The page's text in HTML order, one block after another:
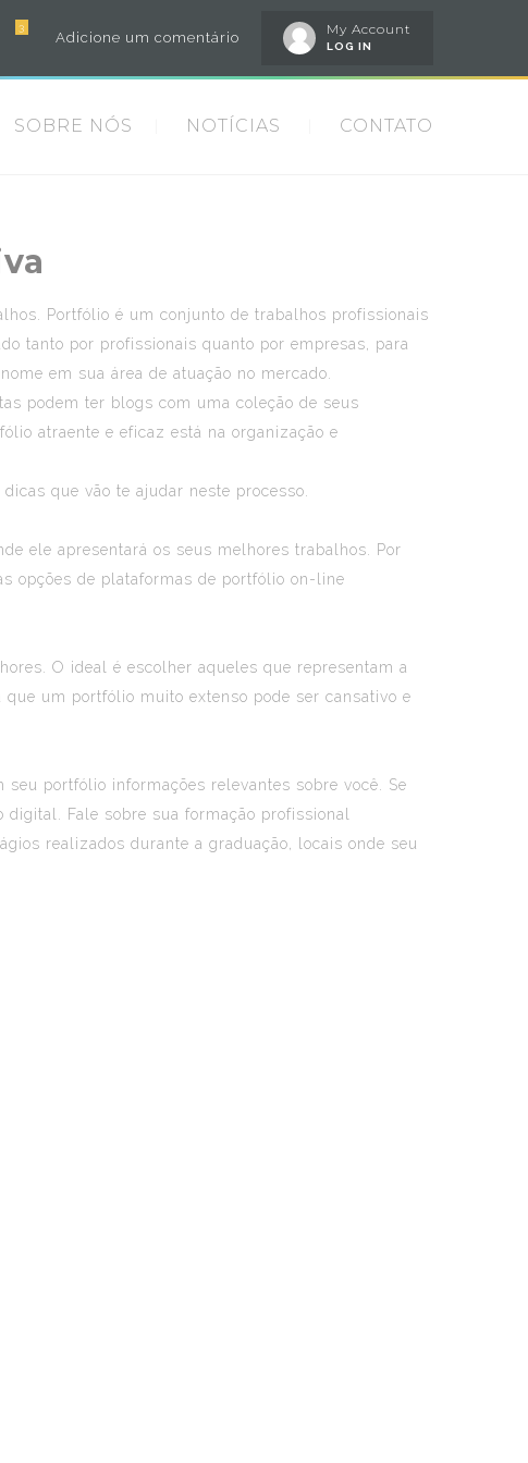
My Account
LOG IN
Adicione um comentário
3
SOBRE NÓS NOTÍCIAS CONTATO
Portfólio é um conjunto de trabalhos profissionais
tanto por profissionais quanto por empresas, para
em sua área de atuação no mercado.
podem ter blogs com uma coleção de seus
atraente e eficaz está na organização e
que vão te ajudar neste processo.
ele apresentará os seus melhores trabalhos. Por
opções de plataformas de portfólio on-line
O ideal é escolher aqueles que representam a
um portfólio muito extenso pode ser cansativo e
portfólio informações relevantes sobre você. Se
Fale sobre sua formação profissional
realizados durante a graduação, locais onde seu